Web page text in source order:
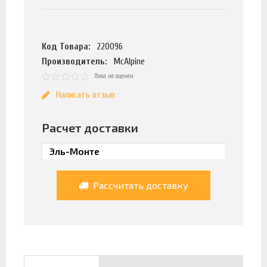
Код Товара:
220096
Производитель:
McAlpine
Пока не оценен
Написать отзыв
Расчет доставки
Рассчитать доставку